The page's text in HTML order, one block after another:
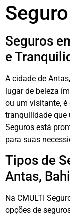
Seguros
e
A cidade de
lugar de beleza
ou um visitante,
tranquilidade que
Seguros está
para suas
Tipos de
Antas,
Na CMULTI
opções de